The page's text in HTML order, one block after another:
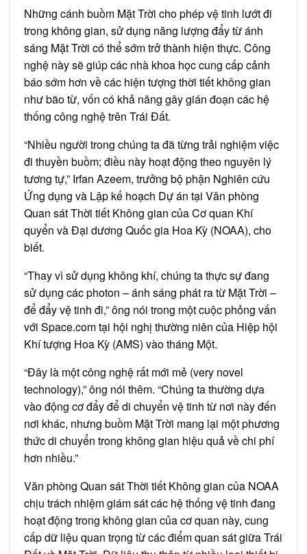
không
gian
Những cánh buồm Mặt Trời cho phép vệ tinh lướt đi
trong không gian, sử dụng năng lượng đẩy từ ánh
sáng Mặt Trời có thể sớm trở thành hiện thực. Công
nghệ này sẽ giúp các nhà khoa học cung cấp cảnh
báo sớm hơn về các hiện tượng thời tiết không gian
như bão từ, vốn có khả năng gây gián đoạn các hệ
thống công nghệ trên Trái Đất.
“Nhiều người trong chúng ta đã từng trải nghiệm việc
đi thuyền buồm; điều này hoạt động theo nguyên lý
tương tự,” Irfan Azeem, trưởng bộ phận Nghiên cứu
Ứng dụng và Lập kế hoạch Dự án tại Văn phòng
Quan sát Thời tiết Không gian của Cơ quan Khí
quyển và Đại dương Quốc gia Hoa Kỳ (NOAA), cho
biết.
“Thay vì sử dụng không khí, chúng ta thực sự đang
sử dụng các photon – ánh sáng phát ra từ Mặt Trời –
để đẩy vệ tinh đi,” ông nói trong một cuộc phỏng vấn
với Space.com tại hội nghị thường niên của Hiệp hội
Khí tượng Hoa Kỳ (AMS) vào tháng Một.
“Đây là một công nghệ rất mới mẻ (very novel
technology),” ông nói thêm. “Chúng ta thường dựa
vào động cơ đẩy để di chuyển vệ tinh từ nơi này đến
nơi khác, nhưng buồm Mặt Trời mang lại một phương
thức di chuyển trong không gian hiệu quả về chi phí
hơn nhiều.”
Văn phòng Quan sát Thời tiết Không gian của NOAA
chịu trách nhiệm giám sát các hệ thống vệ tinh đang
hoạt động trong không gian của cơ quan này, cung
cấp dữ liệu quan trọng từ các điểm quan sát giữa Trái